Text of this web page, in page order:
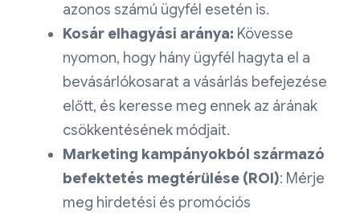
azonos számú ügyfél esetén is.
Kosár elhagyási aránya: Kövesse
nyomon, hogy hány ügyfél hagyta el a
bevásárlókosarat a vásárlás befejezése
előtt, és keresse meg ennek az árának
csökkentésének módjait.
Marketing kampányokból származó
befektetés megtérülése (ROI): Mérje
meg hirdetési és promóciós